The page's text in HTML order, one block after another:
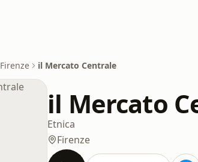
Firenze il Mercato Centrale
il Mercato
Etnica
Firenze